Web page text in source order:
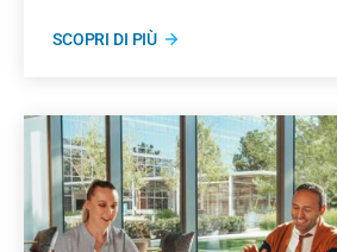
SCOPRI DI PIÙ